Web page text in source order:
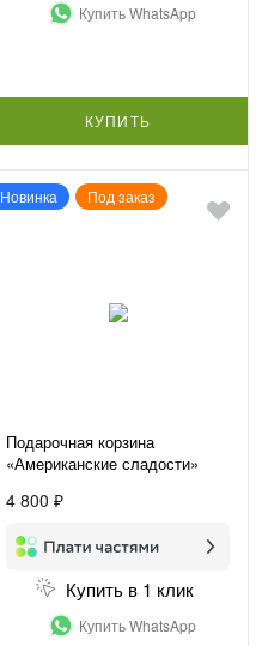
Купить WhatsApp
КУПИТЬ
Новинка Под заказ
Подарочная корзина
«Американские сладости»
4 800 ₽
Купить в 1 клик
Купить WhatsApp